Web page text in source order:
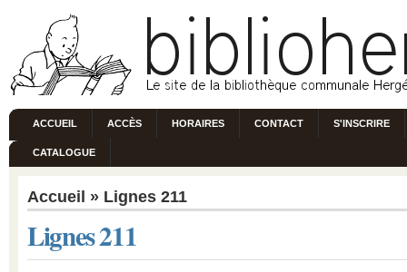
ACCUEIL ACCÈS HORAIRES CONTACT S'INSCRIRE
CATALOGUE
Accueil » Lignes 211
Lignes 211